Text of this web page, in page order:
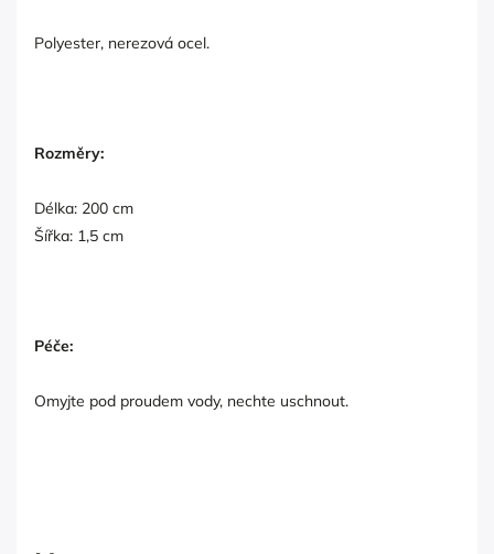
Polyester, nerezová ocel.
Rozměry:
Délka: 200 cm
Šířka: 1,5 cm
Péče:
Omyjte pod proudem vody, nechte uschnout.